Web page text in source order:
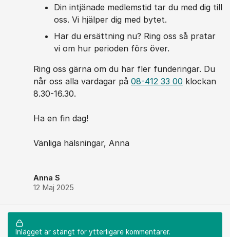
Din intjänade medlemstid tar du med dig till
oss. Vi hjälper dig med bytet.
Har du ersättning nu? Ring oss så pratar
vi om hur perioden förs över.
Ring oss gärna om du har fler funderingar. Du
når oss alla vardagar på 08-412 33 00 klockan
8.30-16.30.
Ha en fin dag!
Vänliga hälsningar, Anna
Anna S
12 Maj 2025
Inlägget är stängt för ytterligare kommentarer.